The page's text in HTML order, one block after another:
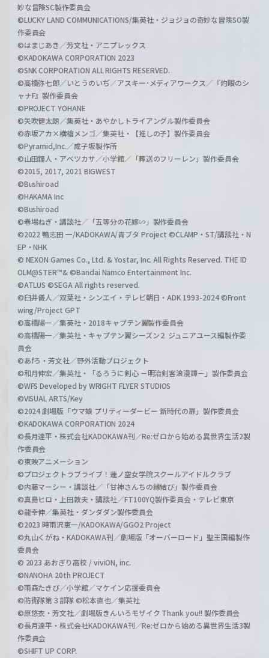
妙な冒険SC製作委員会
©LUCKY LAND COMMUNICATIONS/集英社・ジョジョの奇妙な冒険SO製
作委員会
©はまじあき／芳文社・アニプレックス
©KADOKAWA CORPORATION 2023
©SNK CORPORATION ALL RIGHTS RESERVED.
©高橋弥七郎／いとうのいぢ／アスキー･メディアワークス／『灼眼のシ
ャナF』製作委員会
©PROJECT YOHANE
©矢吹健太朗／集英社・あやかしトライアングル製作委員会
©赤坂アカ×横槍メンゴ／集英社・【推しの子】製作委員会
©Pyramid,Inc.／成子坂製作所
©山田鐘人・アベツカサ／小学館／「葬送のフリーレン」製作委員会
©2015, 2017, 2021 BIGWEST
©Bushiroad
©HAKAMA Inc
©Bushiroad
©春場ねぎ・講談社／「五等分の花嫁∽」製作委員会
©2022 鴨志田 一/KADOKAWA/青ブタ Project ©CLAMP・ST/講談社・N
EP・NHK
© NEXON Games Co., Ltd. & Yostar, Inc. All Rights Reserved. THE ID
OLM@STER™& ©Bandai Namco Entertainment Inc.
©ATLUS ©SEGA All rights reserved.
©臼井儀人／双葉社・シンエイ・テレビ朝日・ADK 1993-2024 ©Front
wing/Project GPT
©高橋陽一／集英社・2018キャプテン翼製作委員会
©高橋陽一／集英社・キャプテン翼シーズン２ ジュニアユース編製作委
員会
©あfろ・芳文社／野外活動プロジェクト
©和月伸宏／集英社・「るろうに剣心 －明治剣客浪漫譚－」製作委員会
©WFS Developed by WRIGHT FLYER STUDIOS
©VISUAL ARTS/Key
©2024 劇場版「ウマ娘 プリティーダービー 新時代の扉」製作委員会
©KADOKAWA CORPORATION 2024
©長月達平・株式会社KADOKAWA刊／Re:ゼロから始める異世界生活2製
作委員会
©東映アニメーション
©プロジェクトラブライブ！蓮ノ空女学院スクールアイドルクラブ
©内藤マーシー・講談社／「甘神さんちの縁結び」製作委員会
©真島ヒロ・上田敦夫・講談社／FT100YQ製作委員会・テレビ東京
©龍幸伸／集英社・ダンダダン製作委員会
©2023 時雨沢恵一/KADOKAWA/GGO2 Project
©丸山くがね・KADOKAWA刊／劇場版「オーバーロード」聖王国編製作
委員会
© 2023 あおぎり高校 / viviON, inc.
©NANOHA 20th PROJECT
©雨森たきび／小学館／マケイン応援委員会
©防衛隊第３部隊 ©松本直也／集英社
©原悠衣・芳文社／劇場版きんいろモザイク Thank you!! 製作委員会
©長月達平・株式会社KADOKAWA刊／Re:ゼロから始める異世界生活3製
作委員会
©SHIFT UP CORP.